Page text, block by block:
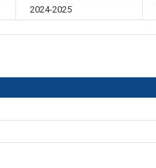
2024-2025